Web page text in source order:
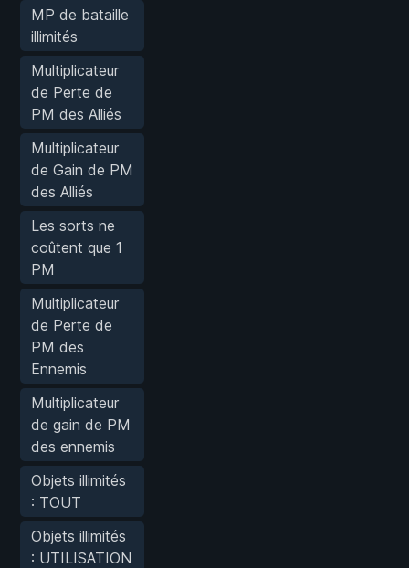
MP de bataille
illimités
Multiplicateur
de Perte de
PM des Alliés
Multiplicateur
de Gain de PM
des Alliés
Les sorts ne
coûtent que 1
PM
Multiplicateur
de Perte de
PM des
Ennemis
Multiplicateur
de gain de PM
des ennemis
Objets illimités
: TOUT
Objets illimités
: UTILISATION